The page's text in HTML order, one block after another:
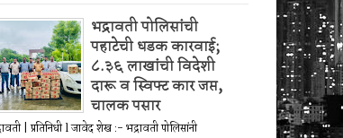
भद्रावती पोलिसांची
पहाटेची धडक कारवाई;
८.३६ लाखांची विदेशी
दारू व स्विफ्ट कार जप्त,
चालक पसार
| प्रतिनिधी l जावेद शेख :- भद्रावती पोलिसांनी